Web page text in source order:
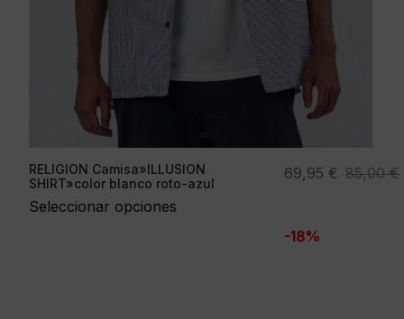
RELIGION Camisa»ILLUSION
SHIRT»color blanco roto-azul
Seleccionar opciones
85,00€
El
era:
69,95 €
El
es:
-18%